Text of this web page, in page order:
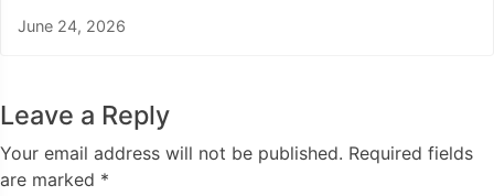
June 24, 2026
Leave a Reply
Your email address will not be published. Required fields
are marked *